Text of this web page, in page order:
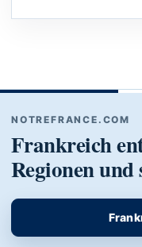
NOTREFRANCE.COM
Frankreich
Regionen